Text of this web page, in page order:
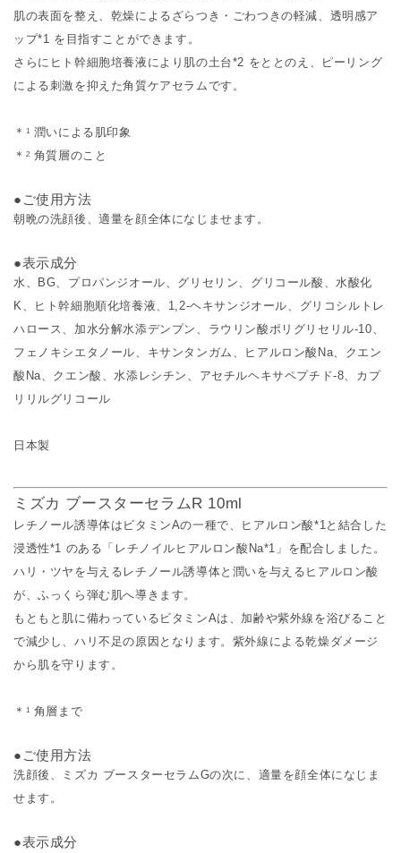
肌の表面を整え、乾燥によるざらつき・ごわつきの軽減、透明感ア
ップ*1 を目指すことができます。
さらにヒト幹細胞培養液により肌の土台*2 をととのえ、ピーリング
による刺激を抑えた角質ケアセラムです。
＊ 1 潤いによる肌印象
＊ 2 角質層のこと
●ご使用方法
朝晩の洗顔後、適量を顔全体になじませます。
●表示成分
水、BG、プロパンジオール、グリセリン、グリコール酸、水酸化
K、ヒト幹細胞順化培養液、1,2-ヘキサンジオール、グリコシルトレ
ハロース、加水分解水添デンプン、ラウリン酸ポリグリセリル-10、
フェノキシエタノール、キサンタンガム、ヒアルロン酸Na、クエン
酸Na、クエン酸、水添レシチン、アセチルヘキサペプチド-8、カプ
リリルグリコール
日本製
ミズカ ブースターセラムR 10ml
レチノール誘導体はビタミンAの一種で、ヒアルロン酸*1と結合した
浸透性*1 のある「レチノイルヒアルロン酸Na*1」を配合しました。
ハリ・ツヤを与えるレチノール誘導体と潤いを与えるヒアルロン酸
が、ふっくら弾む肌へ導きます。
もともと肌に備わっているビタミンAは、加齢や紫外線を浴びること
で減少し、ハリ不足の原因となります。紫外線による乾燥ダメージ
から肌を守ります。
＊ 1 角層まで
●ご使用方法
洗顔後、ミズカ ブースターセラムGの次に、適量を顔全体になじま
せます。
●表示成分